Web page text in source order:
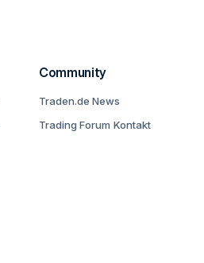
Community
Traden.de News
Trading Forum Kontakt